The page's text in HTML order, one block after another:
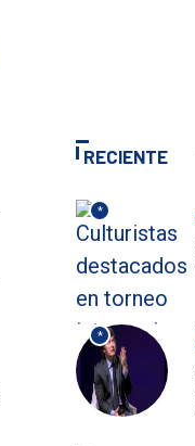
RECIENTE
*
*